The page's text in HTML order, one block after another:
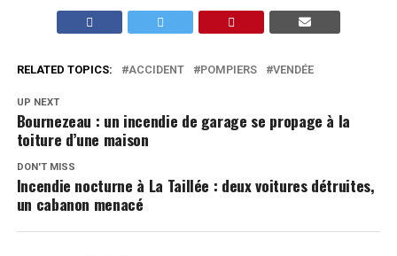
RELATED TOPICS: ACCIDENT POMPIERS VENDÉE
UP NEXT
Bournezeau : un incendie de garage se propage à la
toiture d’une maison
DON'T MISS
Incendie nocturne à La Taillée : deux voitures détruites,
un cabanon menacé